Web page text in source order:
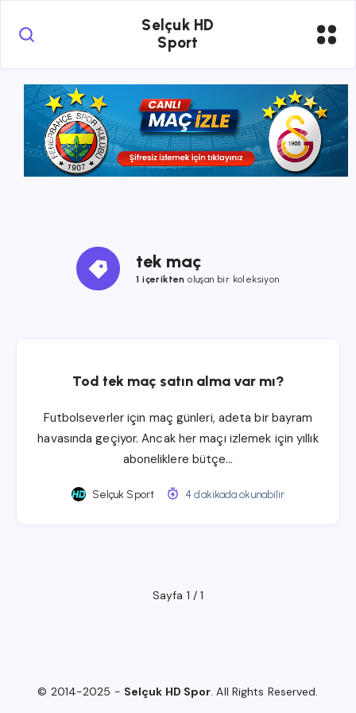
Selçuk HD
Sport
tek maç
1 içerikten oluşan bir koleksiyon
Tod tek maç satın alma var mı?
Futbolseverler için maç günleri, adeta bir bayram
havasında geçiyor. Ancak her maçı izlemek için yıllık
aboneliklere bütçe…
Selçuk Sport 4 dakikada okunabilir
Sayfa 1 / 1
© 2014-2025 - Selçuk HD Spor. All Rights Reserved.